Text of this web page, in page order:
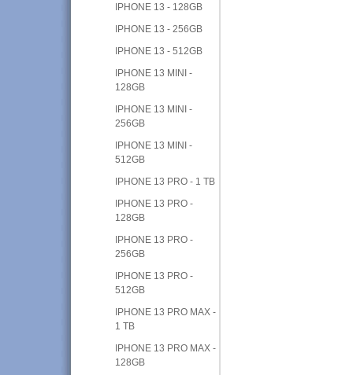
IPHONE 13 - 128GB
IPHONE 13 - 256GB
IPHONE 13 - 512GB
IPHONE 13 MINI -
128GB
IPHONE 13 MINI -
256GB
IPHONE 13 MINI -
512GB
IPHONE 13 PRO - 1 TB
IPHONE 13 PRO -
128GB
IPHONE 13 PRO -
256GB
IPHONE 13 PRO -
512GB
IPHONE 13 PRO MAX -
1 TB
IPHONE 13 PRO MAX -
128GB